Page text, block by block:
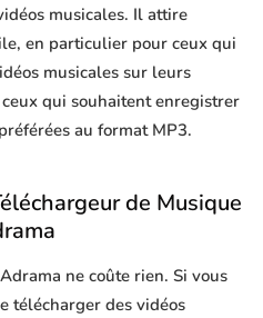
musicales. Il attire
en particulier pour ceux qui
musicales sur leurs
qui souhaitent enregistrer
au format MP3.
de Musique
ne coûte rien. Si vous
télécharger des vidéos